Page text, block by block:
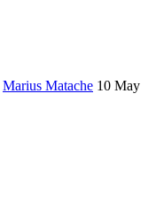
Marius Matache 10 May